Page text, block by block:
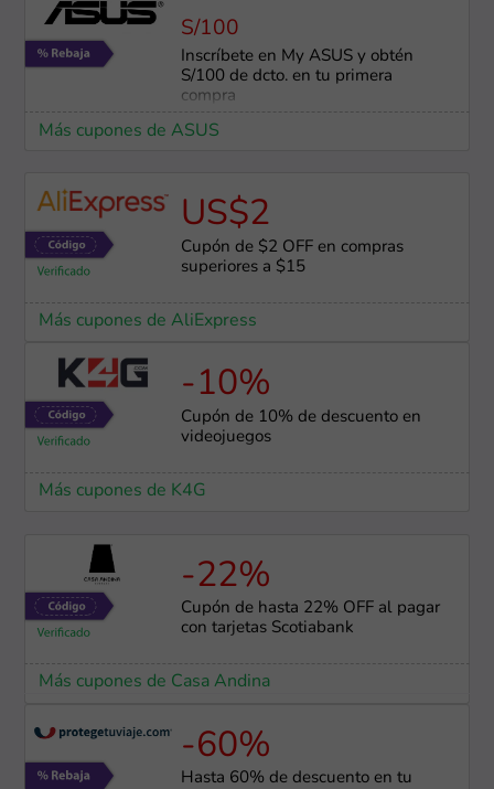
S/100
Inscríbete en My ASUS y obtén
S/100 de dcto. en tu primera
compra
Más cupones de ASUS
US$2
Cupón de $2 OFF en compras
superiores a $15
Más cupones de AliExpress
-10%
Cupón de 10% de descuento en
videojuegos
Más cupones de K4G
-22%
Cupón de hasta 22% OFF al pagar
con tarjetas Scotiabank
Más cupones de Casa Andina
-60%
Hasta 60% de descuento en tu